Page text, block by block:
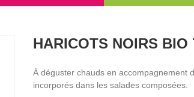
HARICOTS NOIRS BIO
À déguster chauds en accompagnement
incorporés dans les salades composées.